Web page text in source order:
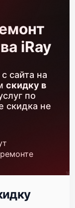
750 р
1000 р
450 р
650 р
iRay
сайта на
скидку в
по
скидка не